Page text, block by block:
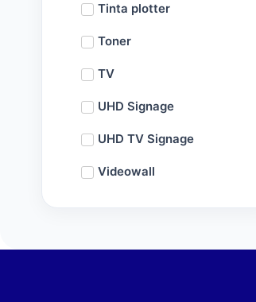
Tinta plotter
Toner
TV
UHD Signage
UHD TV Signage
Videowall